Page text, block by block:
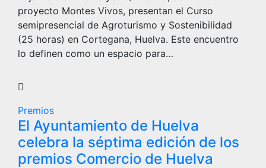
proyecto Montes Vivos, presentan el Curso
semipresencial de Agroturismo y Sostenibilidad
(25 horas) en Cortegana, Huelva. Este encuentro
lo definen como un espacio para…
Premios
El Ayuntamiento de Huelva
celebra la séptima edición de los
premios Comercio de Huelva